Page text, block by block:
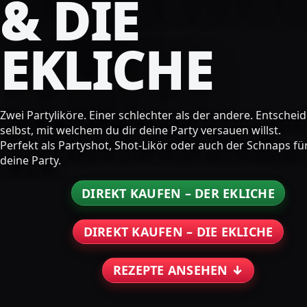
& DIE
EKLICHE
Zwei Partyliköre. Einer schlechter als der andere.
selbst, mit welchem du dir deine Party versauen willst.
Perfekt als Partyshot, Shot-Likör oder auch der Schnaps
deine Party.
DIREKT KAUFEN – DER EKLICHE
DIREKT KAUFEN – DIE EKLICHE
REZEPTE ANSEHEN ↓